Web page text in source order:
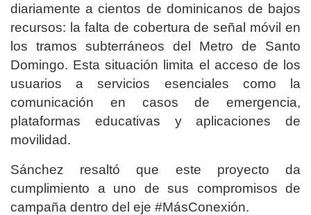
diariamente a cientos de dominicanos de bajos
recursos: la falta de cobertura de señal móvil en
los tramos subterráneos del Metro de Santo
Domingo. Esta situación limita el acceso de los
usuarios a servicios esenciales como la
comunicación en casos de emergencia,
plataformas educativas y aplicaciones de
movilidad.
Sánchez resaltó que este proyecto da
cumplimiento a uno de sus compromisos de
campaña dentro del eje #MásConexión.